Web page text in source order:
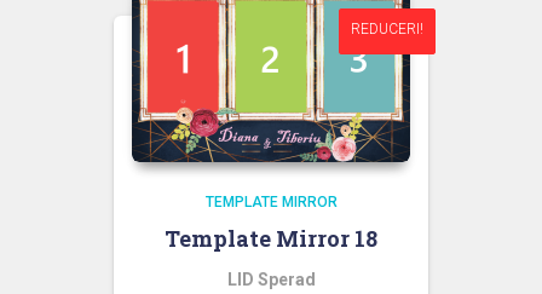
REDUCERI!
REDUCERI!
TEMPLATE MIRROR
Template Mirror 18
LID Sperad